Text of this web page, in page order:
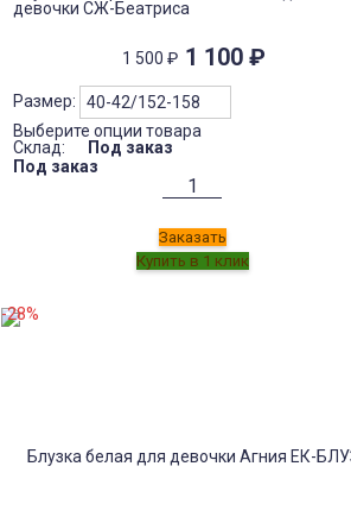
девочки СЖ-Беатриса
1 500₽ 1 100₽
Размер:
Выберите опции товара
Склад:
Под заказ
Под заказ
Заказать
-28%